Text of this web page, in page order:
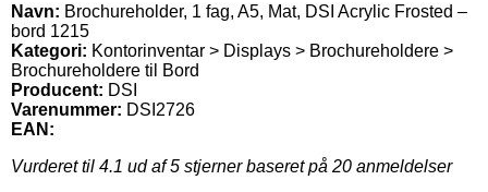
Navn: Brochureholder, 1 fag, A5, Mat, DSI Acrylic Frosted –
bord 1215
Kategori: Kontorinventar > Displays > Brochureholdere >
Brochureholdere til Bord
Producent: DSI
Varenummer: DSI2726
EAN:
Vurderet til 4.1 ud af 5 stjerner baseret på 20 anmeldelser